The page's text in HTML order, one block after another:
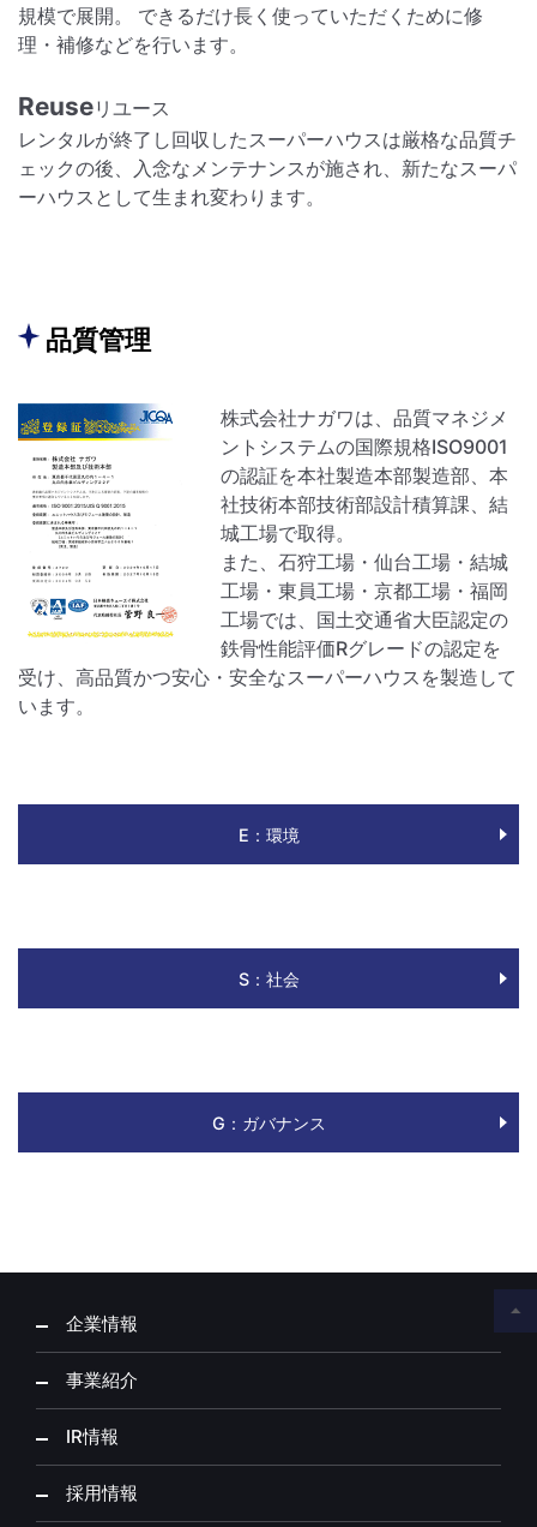
規模で展開。 できるだけ長く使っていただくために修
理・補修などを行います。
Reuseリユース
レンタルが終了し回収したスーパーハウスは厳格な品質チ
ェックの後、入念なメンテナンスが施され、新たなスーパ
ーハウスとして生まれ変わります。
品質管理
株式会社ナガワは、品質マネジメ
ントシステムの国際規格ISO9001
の認証を本社製造本部製造部、本
社技術本部技術部設計積算課、結
城工場で取得。
また、石狩工場・仙台工場・結城
工場・東員工場・京都工場・福岡
工場では、国土交通省大臣認定の
鉄骨性能評価Rグレードの認定を
受け、高品質かつ安心・安全なスーパーハウスを製造して
います。
E：環境
S：社会
G：ガバナンス
企業情報
事業紹介
IR情報
採用情報